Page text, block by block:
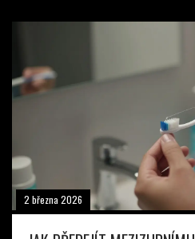
2 března 2026